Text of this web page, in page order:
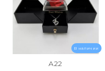
посылки.
Самовывоз:
1. Корзинка Туркменская.
2. Метро Чиланзар,
с 10:00 до 20:00
В наличии
A22